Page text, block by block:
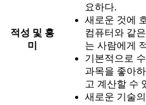
적성 및 흥
미
요하다.
새로운 것에
컴퓨터와 같
는 사람에게
기본적으로
과목을 좋아
고 계산할 수
새로운 기술